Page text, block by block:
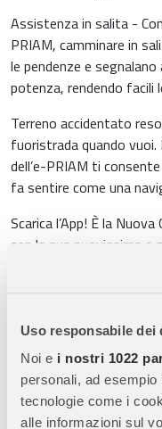
Uso responsabile dei
Noi e i nostri 1022
personali, ad
tecnologie come i
alle informazioni sul
Assistenza in salita -
PRIAM, camminare in
le pendenze e
potenza, rendendo facili
Terreno accidentato
fuoristrada quando
dell’e-PRIAM ti
fa sentire come una
Scarica l’App! È la
con la sua nuovissima e
funzione dondolo,
Goditi il supporto senza
telaio e-Priam di nuova
elettrica rivoluzionaria e
essenziale che ti
diverse opzioni. Per i